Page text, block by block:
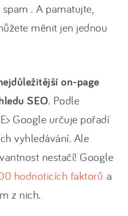
. A pamatujte,
měnit jen jednou
on-page
SEO. Podle
Google určuje pořadí
vyhledávání. Ale
nestačí! Google
hodnoticích faktorů a
z nich.